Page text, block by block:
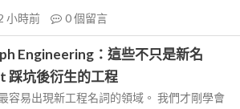
小時前 0個留言
Engineering：這些不只是新名
踩坑後衍生的工程
容易出現新工程名詞的領域。 我們才剛學會